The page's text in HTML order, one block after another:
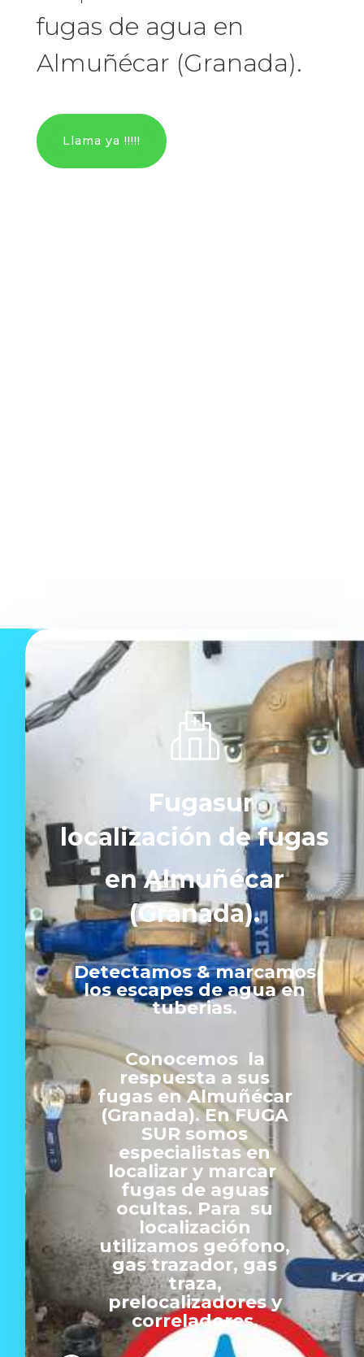
fugas de agua en
Almuñécar (Granada).
Llama ya !!!!!
Fugasur
localización de fugas
en Almuñécar
(Granada).
Detectamos & marcamos
los escapes de agua en
tuberias.
Conocemos la
respuesta a sus
fugas en Almuñécar
(Granada). En FUGA
SUR somos
especialistas en
localizar y marcar
fugas de aguas
ocultas. Para su
localización
utilizamos geófono,
gas trazador, gas
traza,
prelocalizadores y
correladores.